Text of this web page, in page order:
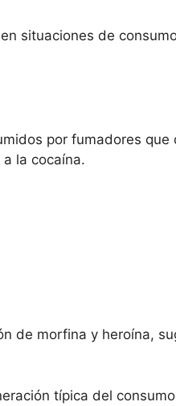
situaciones de
por fumadores que
la cocaína.
de morfina y heroína,
típica del